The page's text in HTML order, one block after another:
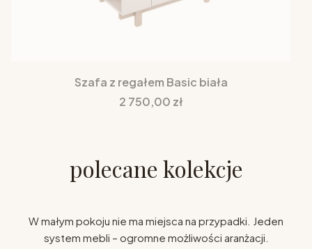
Szafa z regałem Basic biała
Cena
2 750,00 zł
polecane kolekcje
W małym pokoju nie ma miejsca na przypadki. Jeden
system mebli – ogromne możliwości aranżacji.